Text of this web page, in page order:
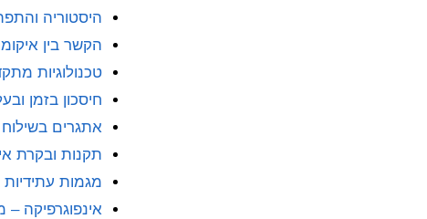
היסטוריה
הקשר בין
טכנולוגיות
חיסכון בזמן
אתגרים בשילוח
תקנות ובקרת
מגמות עתידיות
אינפוגרפיקה